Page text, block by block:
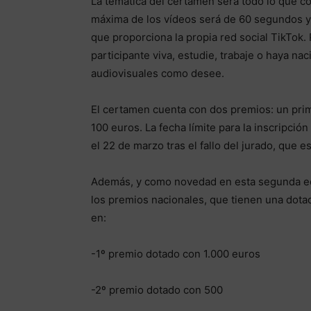
máxima de los vídeos será de 60
que proporciona la propia red social
participante viva, estudie, trabaje o haya
audiovisuales como desee.
El certamen cuenta con dos premios: un
100 euros. La fecha límite para la
el 22 de marzo tras el fallo del jurado, que
Además, y como novedad en esta segunda
los premios nacionales, que tienen una
en:
-1º premio dotado con 1.000 euros
-2º premio dotado con 500